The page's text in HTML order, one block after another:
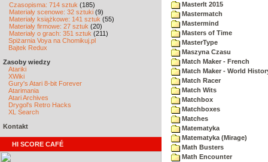
Czasopisma: 714 sztuk (185)
Materiały scenowe: 32 sztuki (9)
Materiały książkowe: 141 sztuk (55)
Materiały firmowe: 27 sztuk (20)
Materiały o grach: 351 sztuk (211)
Spiżarnia Voya na Chomikuj.pl
Bajtek Redux
Zasoby wiedzy
Atariki
XWiki
Gury's Atari 8-bit Forever
Atarimania
Atari Archives
Drygol's Retro Hacks
XL Search
Kontakt
HI SCORE CAFÉ
MasterIt 2015
Mastermatch
Mastermind
Masters of Time
MasterType
Maszyna Czasu
Match Maker - French
Match Maker - World
Match Racer
Match Wits
Matchbox
Matchboxes
Matches
Matematyka
Matematyka (Mirage)
Math Busters
Math Encounter